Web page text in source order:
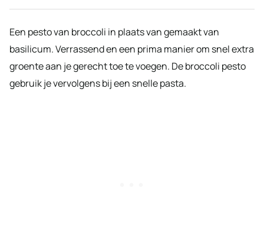
Een pesto van broccoli in plaats van gemaakt van
basilicum. Verrassend en een prima manier om snel extra
groente aan je gerecht toe te voegen. De broccoli pesto
gebruik je vervolgens bij een snelle pasta.